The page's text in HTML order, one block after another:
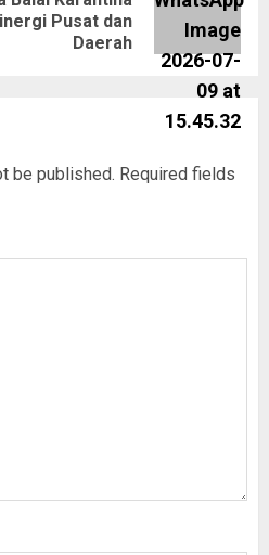
Pusat dan
Daerah
be published. Required fields